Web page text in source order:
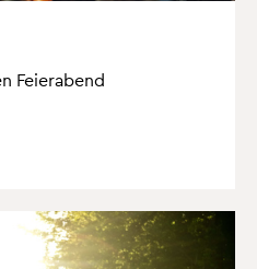
Fei­er­abend